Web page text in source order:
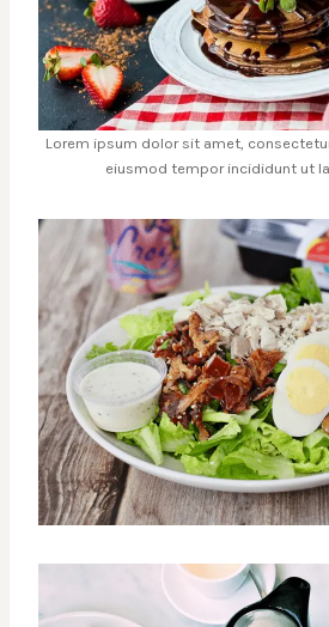
Lorem ipsum dolor sit amet,
eiusmod tempor incididunt ut